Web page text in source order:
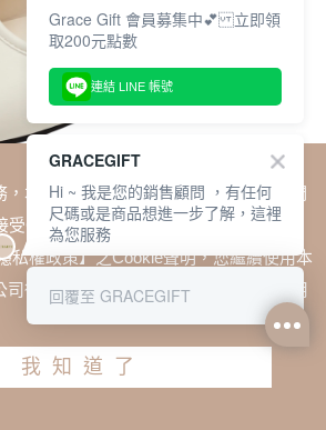
約平底鞋 米白
$1080
，本網站會在您的電腦中放置並取用我們
Cookie時應如何變更電腦的Cookie設
私權政策】之Cookie聲明，您繼續使用本
得按本網站使用條款之Cookie聲明使用
我知道了
Grace Gift 會員募集中💕 立即領
取200元點數
連結 LINE 帳號
GRACEGIFT
Hi ~ 我是您的銷售顧問 ，有任何
尺碼或是商品想進一步了解，這裡
為您服務
回覆至 GRACEGIFT